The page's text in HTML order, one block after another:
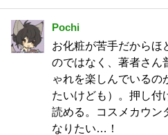
Pochi
お化粧が苦手だからほ
のではなく、著者さん
ゃれを楽しんでいるの
たいけども）。押し付
読める。コスメカウン
なりたい…！